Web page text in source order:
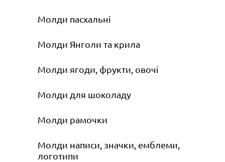
Молди пасхальні
Молди Янголи та крила
Молди ягоди, фрукти, овочі
Молди для шоколаду
Молди рамочки
Молди написи, значки, емблеми,
логотипи